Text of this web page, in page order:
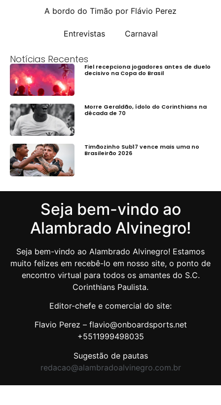
A bordo do Timão por Flávio Perez
Entrevistas Carnaval
Notícias Recentes
Fiel recepciona jogadores antes de duelo
decisivo na Copa do Brasil
Morre Geraldão, ídolo do Corinthians na
década de 70
Timãozinho Sub17 vence mais uma no
Brasileirão 2026
Seja bem-vindo ao
Alambrado Alvinegro!
Seja bem-vindo ao Alambrado Alvinegro! Estamos
muito felizes em recebê-lo em nosso site, o ponto de
encontro virtual para todos os amantes do S.C.
Corinthians Paulista.
Editor-chefe e comercial do site:
Flavio Perez – flavio@onboardsports.net
+5511999498035
Sugestão de pautas
redacao@alambradoalvinegro.com.br